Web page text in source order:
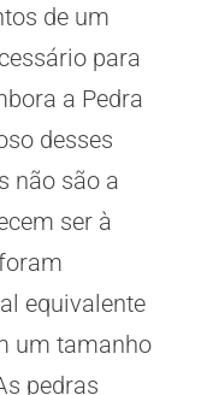
de um
para
a Pedra
desses
não são a
ser à
equivalente
um tamanho
pedras